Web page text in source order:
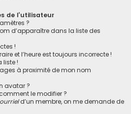
de l’utilisateur
?
d’apparaître dans la liste des
!
et l’heure est toujours incorrecte !
liste !
à proximité de mon nom
avatar ?
le modifier ?
d’un membre, on me demande de